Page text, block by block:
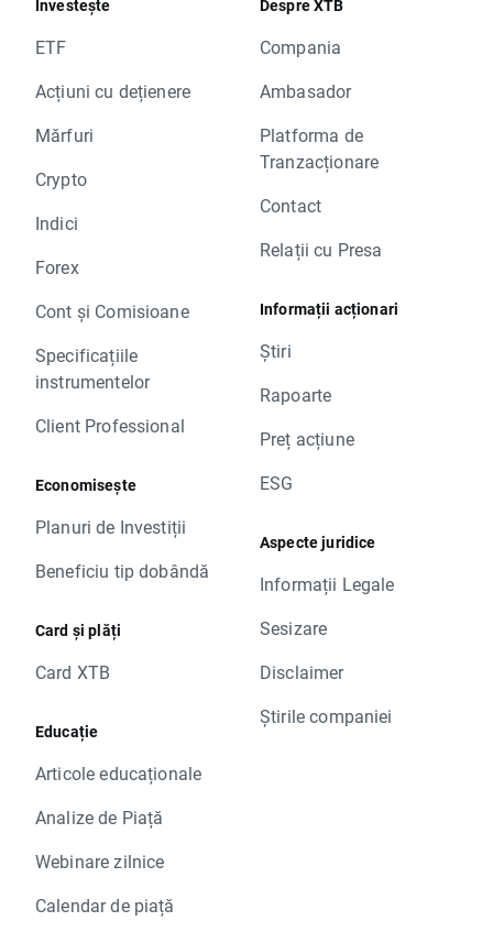
Investește
ETF
Acțiuni cu dețienere
Mărfuri
Crypto
Indici
Forex
Cont și Comisioane
Specificațiile
instrumentelor
Client Professional
Economisește
Planuri de Investiții
Beneficiu tip dobândă
Card și plăți
Card XTB
Educație
Articole educaționale
Analize de Piață
Webinare zilnice
Calendar de piață
Despre XTB
Compania
Ambasador
Platforma de
Tranzacționare
Contact
Relații cu Presa
Informații acționari
Știri
Rapoarte
Preț acțiune
ESG
Aspecte juridice
Informații Legale
Sesizare
Disclaimer
Știrile companiei